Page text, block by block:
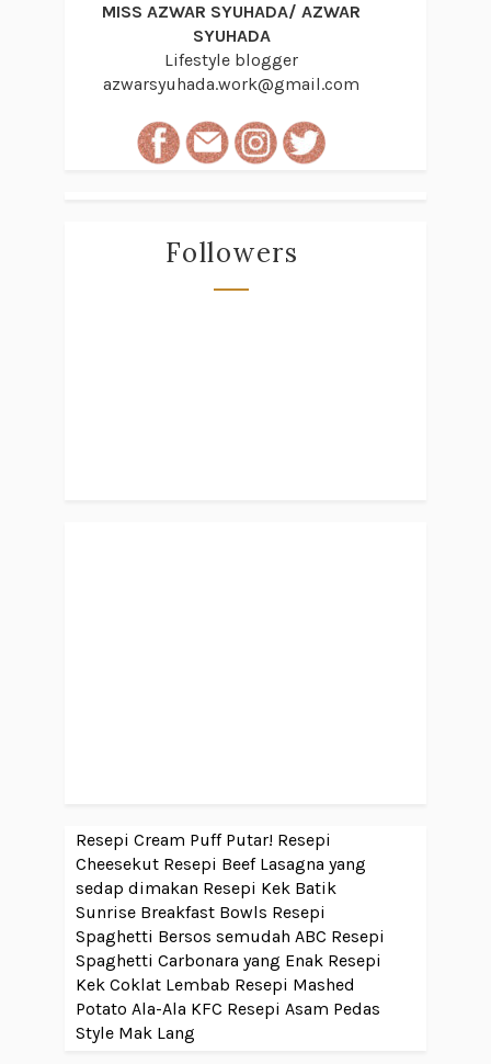
MISS AZWAR SYUHADA/ AZWAR
SYUHADA
Lifestyle blogger
azwarsyuhada.work@gmail.com
Followers
Resepi Cream Puff Putar! Resepi
Cheesekut Resepi Beef Lasagna yang
sedap dimakan Resepi Kek Batik
Sunrise Breakfast Bowls Resepi
Spaghetti Bersos semudah ABC Resepi
Spaghetti Carbonara yang Enak Resepi
Kek Coklat Lembab Resepi Mashed
Potato Ala-Ala KFC Resepi Asam Pedas
Style Mak Lang